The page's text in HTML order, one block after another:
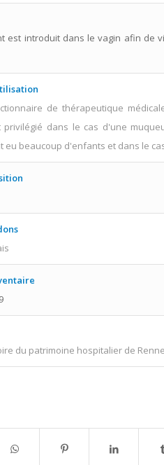
est introduit dans le vagin afin de
de thérapeutique
privilégié dans le cas d'une
eu beaucoup d'enfants et dans le
du patrimoine hospitalier de